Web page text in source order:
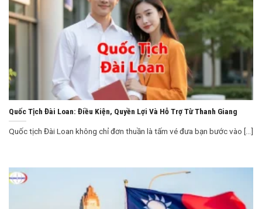
Quốc Tịch Đài Loan: Điều Kiện, Quyền Lợi Và Hỗ Trợ Từ Thanh Giang
Quốc tịch Đài Loan không chỉ đơn thuần là tấm vé đưa bạn bước vào [...]